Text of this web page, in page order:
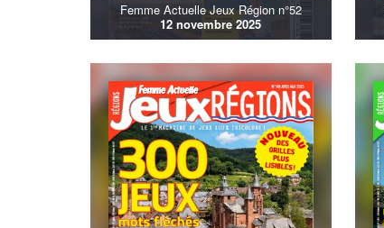
Femme Actuelle Jeux Région n°52
12 novembre 2025